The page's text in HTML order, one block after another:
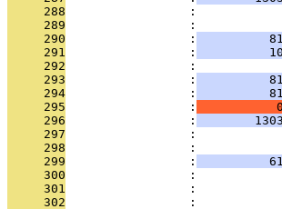
     288
:
     289
:
     290
                 :
     291
                 :
     292
:
     293
                 :
     294
                 :
     295
                 :
     296
                 :
     297
:
     298
:
     299
                 :
     300
:
     301
:
     302
: